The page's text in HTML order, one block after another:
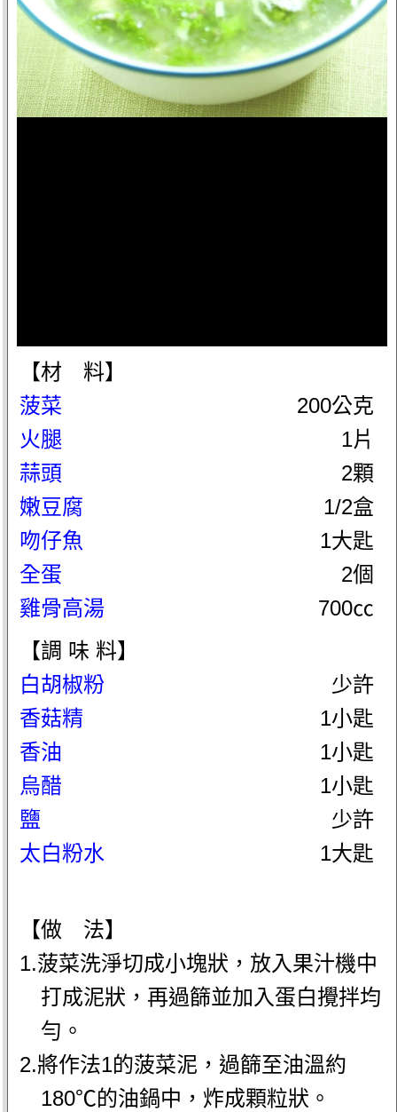
【材 料】
菠菜
200公克
火腿
1片
蒜頭
2顆
嫩豆腐
1/2盒
吻仔魚
1大匙
全蛋
2個
雞骨高湯
700㏄
【調 味 料】
白胡椒粉
少許
香菇精
1小匙
香油
1小匙
烏醋
1小匙
鹽
少許
太白粉水
1大匙
【做 法】
1.菠菜洗淨切成小塊狀，放入果汁機中
打成泥狀，再過篩並加入蛋白攪拌均
勻。
2.將作法1的菠菜泥，過篩至油溫約
180℃的油鍋中，炸成顆粒狀。